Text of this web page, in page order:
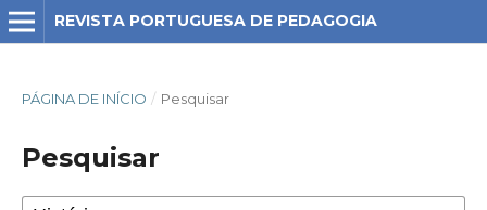
REVISTA PORTUGUESA DE PEDAGOGIA
PÁGINA DE INÍCIO / Pesquisar
Pesquisar